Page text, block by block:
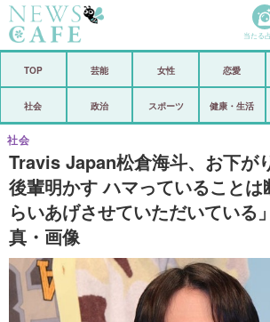
政治
芸能 スポーツ
恋愛 ビックリ
コメントポスト
リリース ショップ
当たる
TOP 芸能 女性 恋愛
社会 政治 スポーツ 健康・生活
Travis Japan松倉海斗、お下が
後輩明かす ハマっていることは
らいあげさせていただいている
真・画像
社会